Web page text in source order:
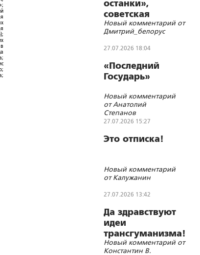
останки»,
советская
символика и
цифровизации
Новый комментарий от
Дмитрий_белорус
27.07.2026 18:04
«Последний
Государь»
Новый комментарий
от Анатолий
Степанов
27.07.2026 15:27
Это отписка!
Новый комментарий
от Калужанин
27.07.2026 13:42
Да здравствуют
идеи
трансгуманизма!
Новый комментарий от
Константин В.